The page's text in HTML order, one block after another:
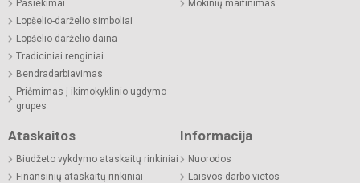
Pasiekimai
Lopšelio-darželio simboliai
Lopšelio-darželio daina
Tradiciniai renginiai
Bendradarbiavimas
Priėmimas į ikimokyklinio ugdymo
grupes
Mokinių maitinimas
Ataskaitos
Biudžeto vykdymo ataskaitų rinkiniai
Finansinių ataskaitų rinkiniai
Informacija
Nuorodos
Laisvos darbo vietos